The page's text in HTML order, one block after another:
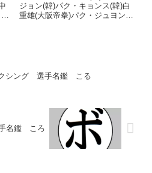
ジョン(韓)パク・キョンス(韓)白
重雄(大阪帝拳)パク・ジュヨン
シング 選手名鑑 こる
名鑑 ころ